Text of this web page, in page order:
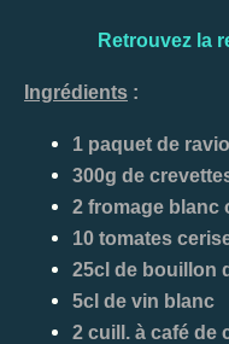
Retrouvez la
Ingrédients :
1 paquet de
300g de
2 fromage blanc
10 tomates
25cl de bouillon
5cl de vin blanc
2 cuill. à café de